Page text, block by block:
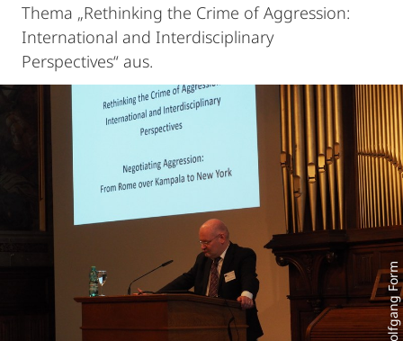
Thema „Rethinking the Crime of Aggression:
International and Interdisciplinary
Perspectives“ aus.